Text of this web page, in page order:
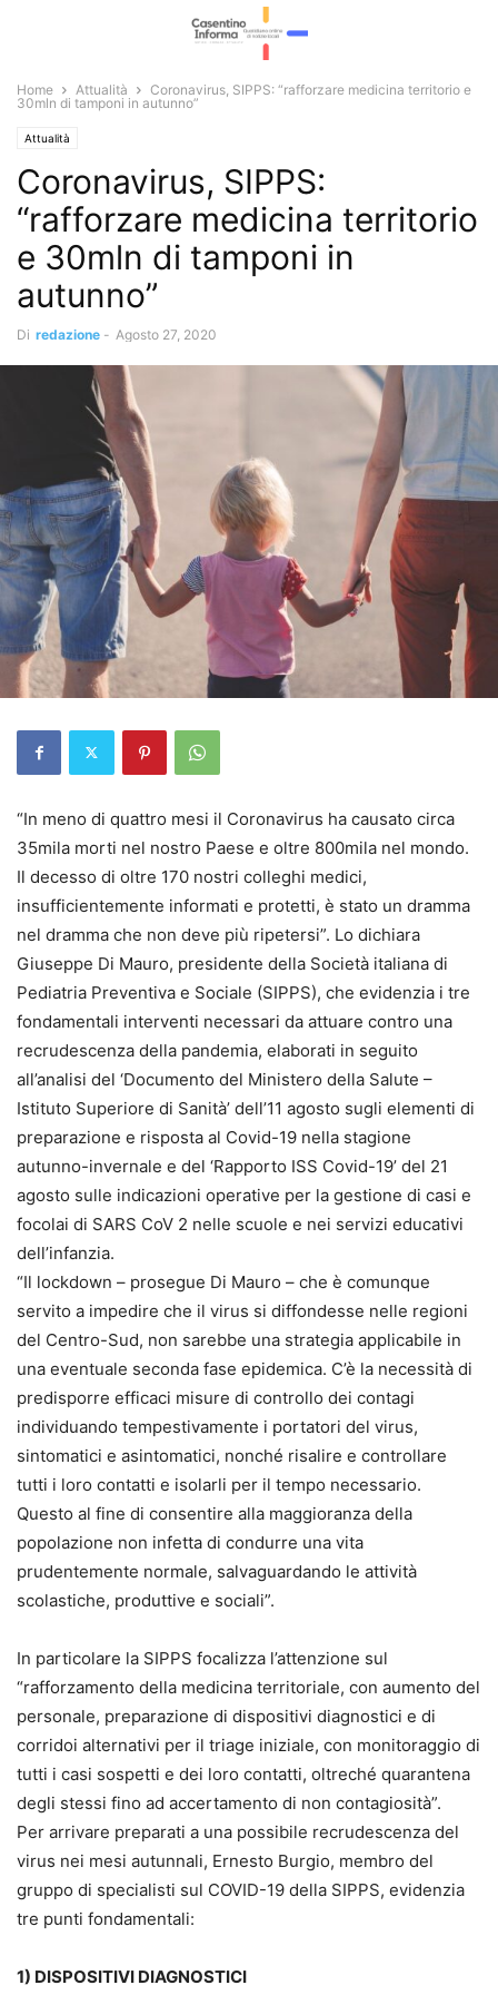
Home Attualità
Coronavirus, SIPPS: “rafforzare medicina territorio e
30mln di tamponi in autunno”
Attualità
Coronavirus, SIPPS:
“rafforzare medicina territorio
e 30mln di tamponi in
autunno”
Di redazione - Agosto 27, 2020
“In meno di quattro mesi il Coronavirus ha causato circa
35mila morti nel nostro Paese e oltre 800mila nel mondo.
Il decesso di oltre 170 nostri colleghi medici,
insufficientemente informati e protetti, è stato un dramma
nel dramma che non deve più ripetersi”. Lo dichiara
Giuseppe Di Mauro, presidente della Società italiana di
Pediatria Preventiva e Sociale (SIPPS), che evidenzia i tre
fondamentali interventi necessari da attuare contro una
recrudescenza della pandemia, elaborati in seguito
all’analisi del ‘Documento del Ministero della Salute –
Istituto Superiore di Sanità’ dell’11 agosto sugli elementi di
preparazione e risposta al Covid-19 nella stagione
autunno-invernale e del ‘Rapporto ISS Covid-19’ del 21
agosto sulle indicazioni operative per la gestione di casi e
focolai di SARS CoV 2 nelle scuole e nei servizi educativi
dell’infanzia.
“Il lockdown – prosegue Di Mauro – che è comunque
servito a impedire che il virus si diffondesse nelle regioni
del Centro-Sud, non sarebbe una strategia applicabile in
una eventuale seconda fase epidemica. C’è la necessità di
predisporre efficaci misure di controllo dei contagi
individuando tempestivamente i portatori del virus,
sintomatici e asintomatici, nonché risalire e controllare
tutti i loro contatti e isolarli per il tempo necessario.
Questo al fine di consentire alla maggioranza della
popolazione non infetta di condurre una vita
prudentemente normale, salvaguardando le attività
scolastiche, produttive e sociali”.
In particolare la SIPPS focalizza l’attenzione sul
“rafforzamento della medicina territoriale, con aumento del
personale, preparazione di dispositivi diagnostici e di
corridoi alternativi per il triage iniziale, con monitoraggio di
tutti i casi sospetti e dei loro contatti, oltreché quarantena
degli stessi fino ad accertamento di non contagiosità”.
Per arrivare preparati a una possibile recrudescenza del
virus nei mesi autunnali, Ernesto Burgio, membro del
gruppo di specialisti sul COVID-19 della SIPPS, evidenzia
tre punti fondamentali:
1) DISPOSITIVI DIAGNOSTICI